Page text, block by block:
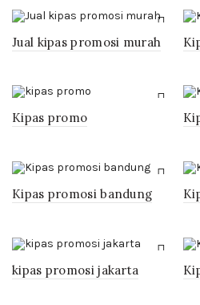
Jual kipas promosi murah
Kipas promo
Kipas promosi bandung
kipas promosi jakarta